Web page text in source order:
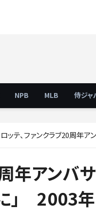
NPB MLB 侍ジャ
ロッテ、ファンクラブ20周年アンバサダー
年アンバ
」 2003